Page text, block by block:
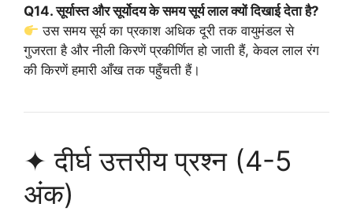
Q14. सूर्यास्त और सूर्योदय के समय सूर्य लाल क्यों दिखाई देता है?
उस समय सूर्य का प्रकाश अधिक दूरी तक वायुमंडल से
गुजरता है और नीली किरणें प्रकीर्णित हो जाती हैं, केवल लाल रंग
की किरणें हमारी आँख तक पहुँचती हैं।
✦ दीर्घ उत्तरीय प्रश्न (4-5
अंक)